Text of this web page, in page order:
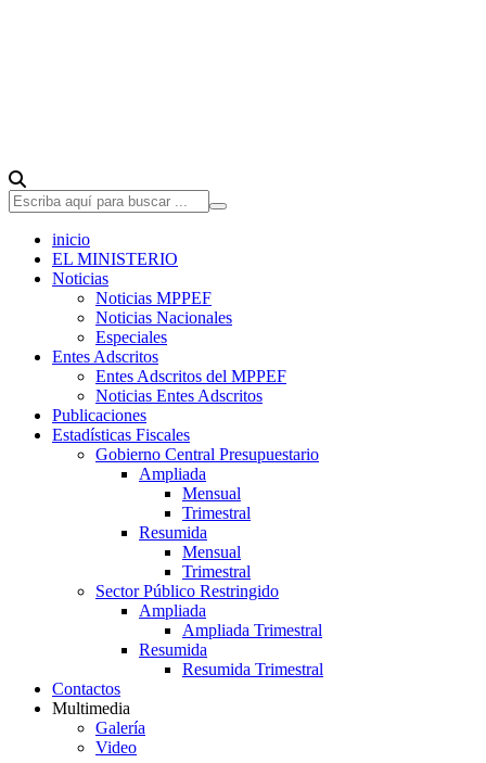
inicio
EL MINISTERIO
Noticias
Noticias MPPEF
Noticias Nacionales
Especiales
Entes Adscritos
Entes Adscritos del MPPEF
Noticias Entes Adscritos
Publicaciones
Estadísticas Fiscales
Gobierno Central Presupuestario
Ampliada
Mensual
Trimestral
Resumida
Mensual
Trimestral
Sector Público Restringido
Ampliada
Ampliada Trimestral
Resumida
Resumida Trimestral
Contactos
Multimedia
Galería
Video